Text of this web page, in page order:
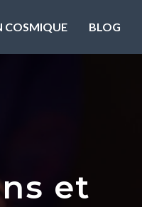
COSMIQUE BLOG
et